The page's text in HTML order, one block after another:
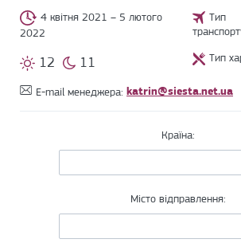
4 квітня 2021 – 5 лютого
2022
12 11
Тип
Тип
E-mail менеджера: katrin@siesta.net.ua
Країна:
Місто відправлення: